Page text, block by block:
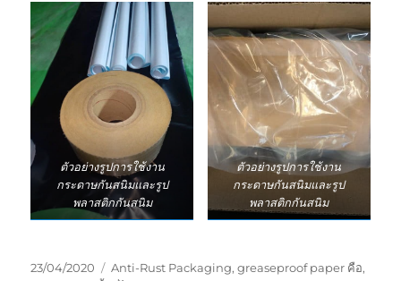
ตัวอย่างรูปการใช้งาน
กระดาษกันสนิมและรูป
พลาสติกกันสนิม
ตัวอย่างรูปการใช้งาน
กระดาษกันสนิมและรูป
พลาสติกกันสนิม
Posted
23/04/2020 Tags
Anti-Rust Packaging,greaseproof paper คือ,